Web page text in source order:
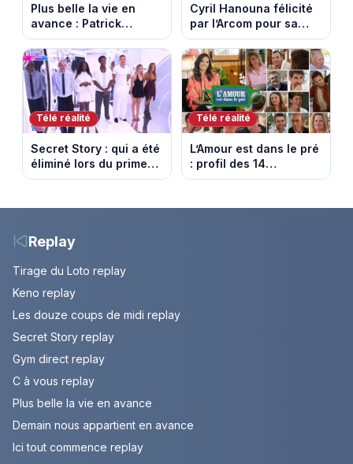
Plus belle la vie en
avance : Patrick
Nebout est-il mort ?
Episode du 10 août
2026 (spoiler)
Cyril Hanouna félicité
par l’Arcom pour sa
maîtrise de l’antenne
face aux propos de
Delphine Wespiser sur
le cancer
Télé réalité
Secret Story : qui a été
éliminé lors du prime
du 6 août 2026 sur
Télé réalité
L’Amour est dans le pré
: profil des 14
agriculteurs, speed
nouvelles histoires
Replay
Tirage du Loto replay
Keno replay
Les douze coups de midi replay
Secret Story replay
Gym direct replay
C à vous replay
Plus belle la vie en avance
Demain nous appartient en avance
Ici tout commence replay